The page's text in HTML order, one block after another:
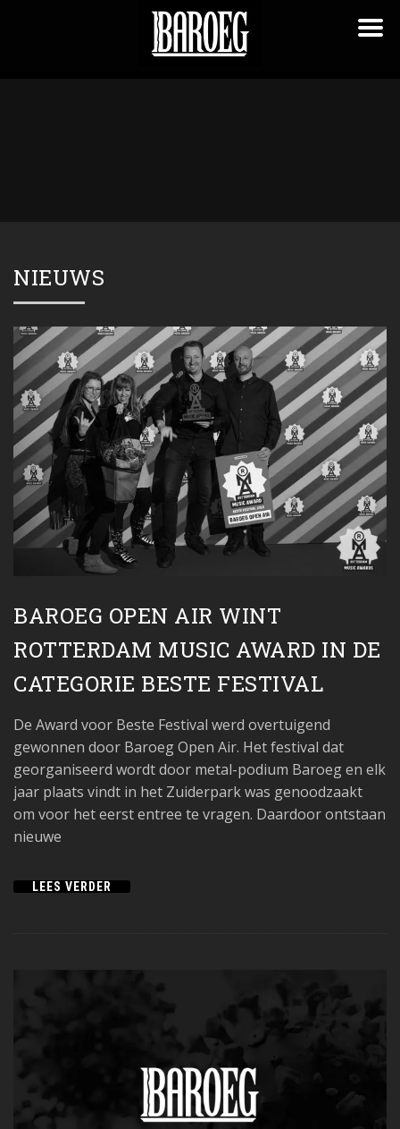
NIEUWS
BAROEG OPEN AIR WINT
ROTTERDAM MUSIC AWARD IN DE
CATEGORIE BESTE FESTIVAL
De Award voor Beste Festival werd overtuigend
gewonnen door Baroeg Open Air. Het festival dat
georganiseerd wordt door metal-podium Baroeg en elk
jaar plaats vindt in het Zuiderpark was genoodzaakt
om voor het eerst entree te vragen. Daardoor ontstaan
nieuwe
LEES VERDER